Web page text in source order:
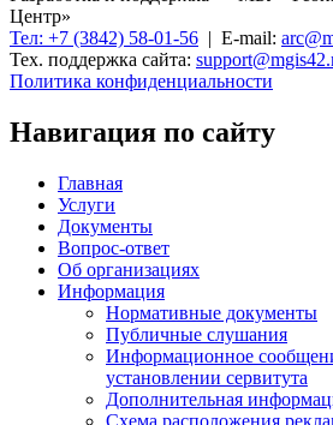
Центр»
Тел: +7 (3842) 58-01-56 | E-mail:
Тех. поддержка сайта:
Политика конфиденциальности
Навигация по сайту
Главная
Услуги
Документы
Вопрос-ответ
Об организациях
Информация
Нормативные документы
Публичные слушания
Информационное
установлении сервитута
Дополнительная
Схема расположения